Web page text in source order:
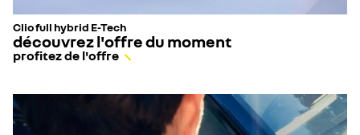
Clio full hybrid E-Tech
découvrez l'offre du moment
profitez de l'offre